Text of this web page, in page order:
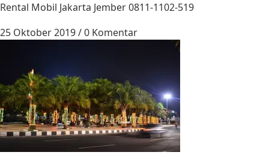
Rental Mobil Jakarta Jember 0811-1102-519
25 Oktober 2019/0 Komentar